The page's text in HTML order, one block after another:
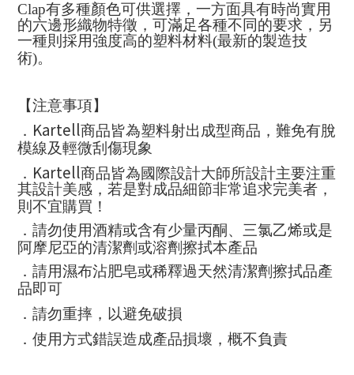
Clap有多種顏色可供選擇，一方面具有時尚實用
的六邊形織物特徵，可滿足各種不同的要求，另
一種則採用強度高的塑料材料(最新的製造技
術)。
【注意事項】
． Kartell商品皆為塑料射出成型商品，難免有脫
模線及輕微刮傷現象
． Kartell商品皆為國際設計大師所設計主要注重
其設計美感，若是對成品細節非常追求完美者，
則不宜購買！
．請勿使用酒精或含有少量丙酮、三氯乙烯或是
阿摩尼亞的清潔劑或溶劑擦拭本產品
．請用濕布沾肥皂或稀釋過天然清潔劑擦拭品產
品即可
．請勿重摔，以避免破損
．使用方式錯誤造成產品損壞，概不負責